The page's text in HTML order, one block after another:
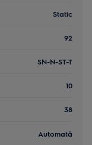
Static
92
SN-N-ST-T
10
38
Automată